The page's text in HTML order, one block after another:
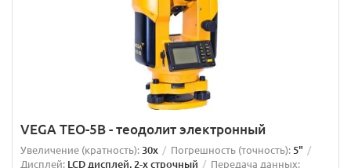
VEGA TEO-5B - теодолит электронный
Увеличение (кратность):30x Погрешность (точность): 5"
Дисплей: LCD дисплей, 2-х строчный Передача данных: